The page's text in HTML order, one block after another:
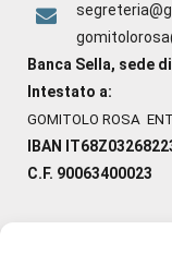
Banca Sella, sede
Intestato a:
GOMITOLO ROSA
IBAN
C.F. 90063400023